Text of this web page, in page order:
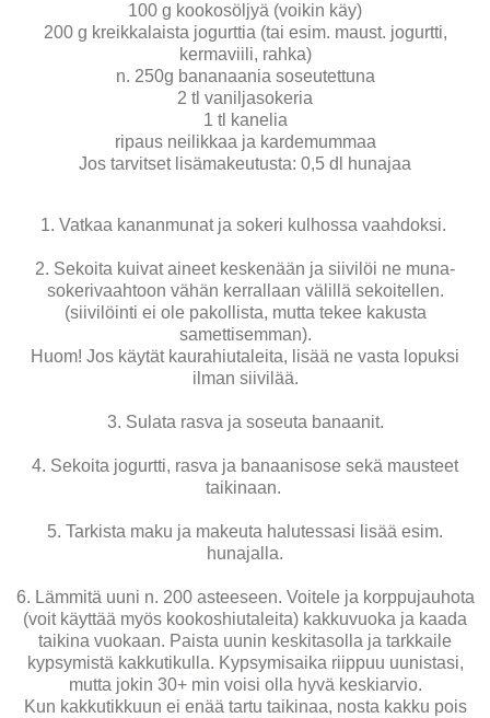
100 g kookosöljyä (voikin käy)
200 g kreikkalaista jogurttia (tai esim. maust. jogurtti,
kermaviili, rahka)
n. 250g bananaania soseutettuna
2 tl vaniljasokeria
1 tl kanelia
ripaus neilikkaa ja kardemummaa
Jos tarvitset lisämakeutusta: 0,5 dl hunajaa
1. Vatkaa kananmunat ja sokeri kulhossa vaahdoksi.
2. Sekoita kuivat aineet keskenään ja siivilöi ne muna-
sokerivaahtoon vähän kerrallaan välillä sekoitellen.
(siivilöinti ei ole pakollista, mutta tekee kakusta
samettisemman).
Huom! Jos käytät kaurahiutaleita, lisää ne vasta lopuksi
ilman siivilää.
3. Sulata rasva ja soseuta banaanit.
4. Sekoita jogurtti, rasva ja banaanisose sekä mausteet
taikinaan.
5. Tarkista maku ja makeuta halutessasi lisää esim.
hunajalla.
6. Lämmitä uuni n. 200 asteeseen. Voitele ja korppujauhota
(voit käyttää myös kookoshiutaleita) kakkuvuoka ja kaada
taikina vuokaan. Paista uunin keskitasolla ja tarkkaile
kypsymistä kakkutikulla. Kypsymisaika riippuu uunistasi,
mutta jokin 30+ min voisi olla hyvä keskiarvio.
Kun kakkutikkuun ei enää tartu taikinaa, nosta kakku pois